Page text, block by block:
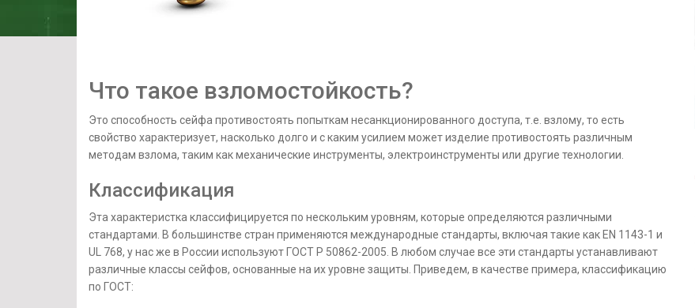
Что такое взломостойкость?
Это способность сейфа противостоять попыткам несанкционированного доступа, т.е. взлому, то есть
свойство характеризует, насколько долго и с каким усилием может изделие противостоять различным
методам взлома, таким как механические инструменты, электроинструменты или другие технологии.
Классификация
Эта характеристка классифицируется по нескольким уровням, которые определяются различными
стандартами. В большинстве стран применяются международные стандарты, включая такие как EN 1143-1 и
UL 768, у нас же в России используют ГОСТ Р 50862-2005. В любом случае все эти стандарты устанавливают
различные классы сейфов, основанные на их уровне защиты. Приведем, в качестве примера, классификацию
по ГОСТ: